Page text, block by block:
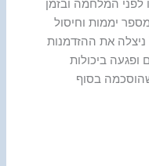
המלחמה ובזמן
מ-7/10. אחרי מספר יממות וחיסול
את ההזדמנות
ביכולות
בסוף